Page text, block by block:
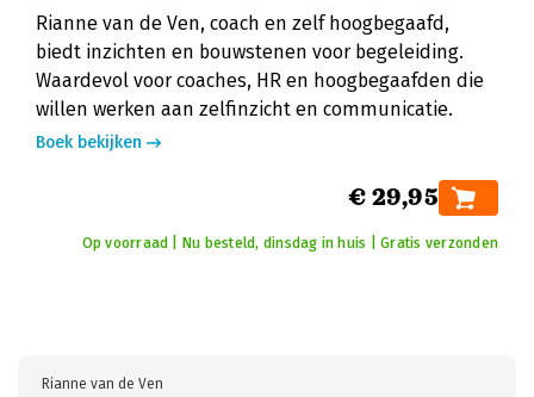
Rianne van de Ven, coach en zelf hoogbegaafd,
biedt inzichten en bouwstenen voor begeleiding.
Waardevol voor coaches, HR en hoogbegaafden die
willen werken aan zelfinzicht en communicatie.
Boek bekijken
€ 29,95
Op voorraad | Nu besteld, dinsdag in huis | Gratis verzonden
Rianne van de Ven